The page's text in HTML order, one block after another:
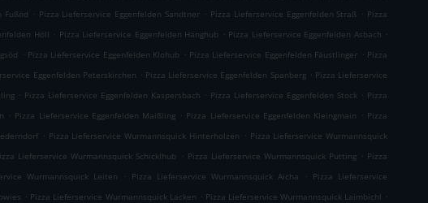
Fußöd . Pizza Lieferservice Eggenfelden Sandtner . Pizza Lieferservice Eggenfelden Straß . Pizza
Höll . Pizza Lieferservice Eggenfelden Hänghub . Pizza Lieferservice Eggenfelden Asbach .
. Pizza Lieferservice Eggenfelden Klohub . Pizza Lieferservice Eggenfelden Fäustlinger . Pizza
Eggenfelden Peterskirchen . Pizza Lieferservice Eggenfelden Spanberg . Pizza Lieferservice
. Pizza Lieferservice Eggenfelden Kaspersbach . Pizza Lieferservice Eggenfelden Stock . Pizza
. Pizza Lieferservice Eggenfelden Maißling . Pizza Lieferservice Eggenfelden Kleingmain . Pizza
. Pizza Lieferservice Wurmannsquick Hinterholzen . Pizza Lieferservice Wurmannsquick
Lieferservice Wurmannsquick Schicklhub . Pizza Lieferservice Wurmannsquick Putting . Pizza
Wurmannsquick Leiten . Pizza Lieferservice Wurmannsquick Aicha . Pizza Lieferservice
. Pizza Lieferservice Wurmannsquick Lacken . Pizza Lieferservice Wurmannsquick Laimbichl .